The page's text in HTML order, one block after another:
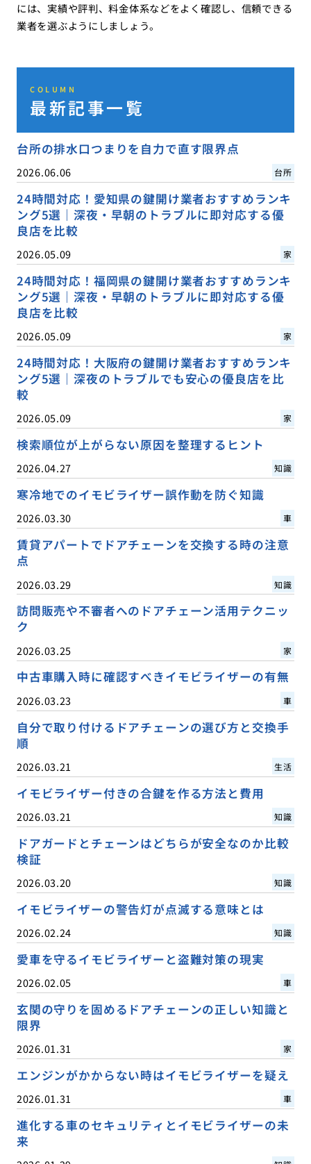
には、実績や評判、料金体系などをよく確認し、信頼できる
業者を選ぶようにしましょう。
COLUMN
最新記事一覧
台所の排水口つまりを自力で直す限界点
2026.06.06 台所
24時間対応！愛知県の鍵開け業者おすすめランキ
ング5選｜深夜・早朝のトラブルに即対応する優
良店を比較
2026.05.09 家
24時間対応！福岡県の鍵開け業者おすすめランキ
ング5選｜深夜・早朝のトラブルに即対応する優
良店を比較
2026.05.09 家
24時間対応！大阪府の鍵開け業者おすすめランキ
ング5選｜深夜のトラブルでも安心の優良店を比
較
2026.05.09 家
検索順位が上がらない原因を整理するヒント
2026.04.27 知識
寒冷地でのイモビライザー誤作動を防ぐ知識
2026.03.30 車
賃貸アパートでドアチェーンを交換する時の注意
点
2026.03.29 知識
訪問販売や不審者へのドアチェーン活用テクニッ
ク
2026.03.25 家
中古車購入時に確認すべきイモビライザーの有無
2026.03.23 車
自分で取り付けるドアチェーンの選び方と交換手
順
2026.03.21 生活
イモビライザー付きの合鍵を作る方法と費用
2026.03.21 知識
ドアガードとチェーンはどちらが安全なのか比較
検証
2026.03.20 知識
イモビライザーの警告灯が点滅する意味とは
2026.02.24 知識
愛車を守るイモビライザーと盗難対策の現実
2026.02.05 車
玄関の守りを固めるドアチェーンの正しい知識と
限界
2026.01.31 家
エンジンがかからない時はイモビライザーを疑え
2026.01.31 車
進化する車のセキュリティとイモビライザーの未
来